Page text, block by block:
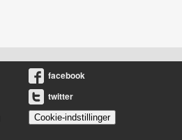
facebook
twitter
Cookie-indstillinger